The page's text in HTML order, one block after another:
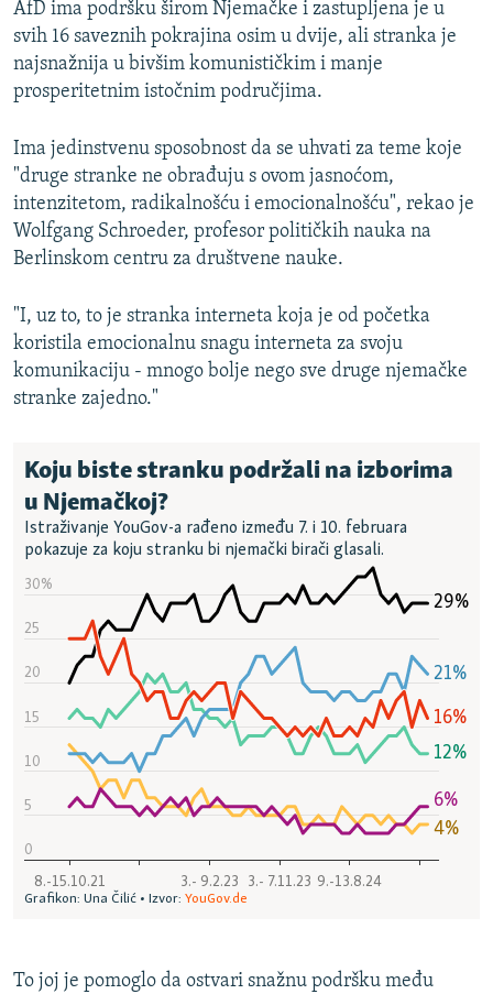
AfD ima podršku širom Njemačke i zastupljena je u
svih 16 saveznih pokrajina osim u dvije, ali stranka je
najsnažnija u bivšim komunističkim i manje
prosperitetnim istočnim područjima.
Ima jedinstvenu sposobnost da se uhvati za teme koje
"druge stranke ne obrađuju s ovom jasnoćom,
intenzitetom, radikalnošću i emocionalnošću", rekao je
Wolfgang Schroeder, profesor političkih nauka na
Berlinskom centru za društvene nauke.
"I, uz to, to je stranka interneta koja je od početka
koristila emocionalnu snagu interneta za svoju
komunikaciju - mnogo bolje nego sve druge njemačke
stranke zajedno."
To joj je pomoglo da ostvari snažnu podršku među